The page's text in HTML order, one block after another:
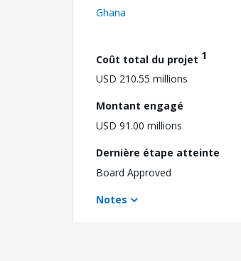
Ghana
Coût total du projet 1
USD 210.55 millions
Montant engagé
USD 91.00 millions
Dernière étape atteinte
Board Approved
Notes